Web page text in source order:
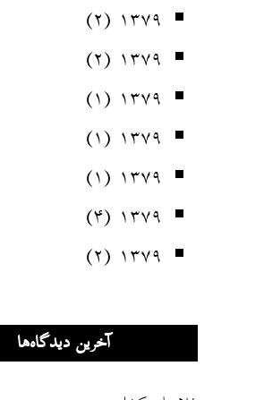
۱۳۷۹ (۲)
۱۳۷۹ (۲)
۱۳۷۹ (۱)
۱۳۷۹ (۱)
۱۳۷۹ (۱)
۱۳۷۹ (۴)
۱۳۷۹ (۲)
آخرین دیدگاه‌ها